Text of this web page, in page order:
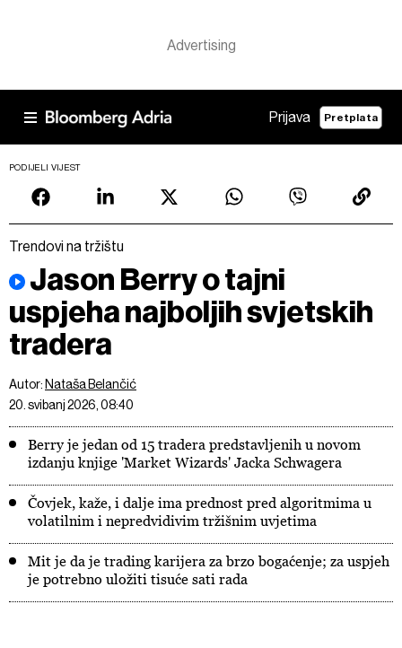
Prijava Pretplata
PODIJELI VIJEST
Trendovi na tržištu
Jason Berry o tajni
uspjeha najboljih svjetskih
tradera
Autor: Nataša Belančić
20. svibanj 2026, 08:40
Berry je jedan od 15 tradera predstavljenih u novom
izdanju knjige 'Market Wizards' Jacka Schwagera
Čovjek, kaže, i dalje ima prednost pred algoritmima u
volatilnim i nepredvidivim tržišnim uvjetima
Mit je da je trading karijera za brzo bogaćenje; za uspjeh
je potrebno uložiti tisuće sati rada